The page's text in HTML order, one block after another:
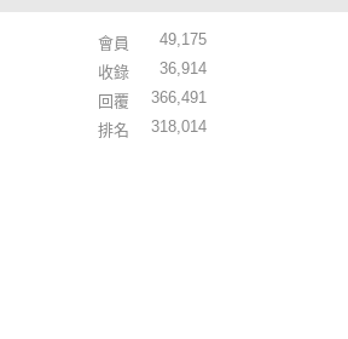
會員
49,175
收錄
36,914
回覆
366,491
排名
318,014